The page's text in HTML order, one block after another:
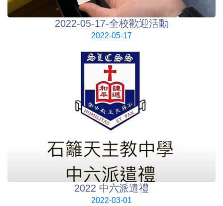
2022-05-17-全校歡迎活動
2022-05-17
2022 中六派遣禮
2022-03-01